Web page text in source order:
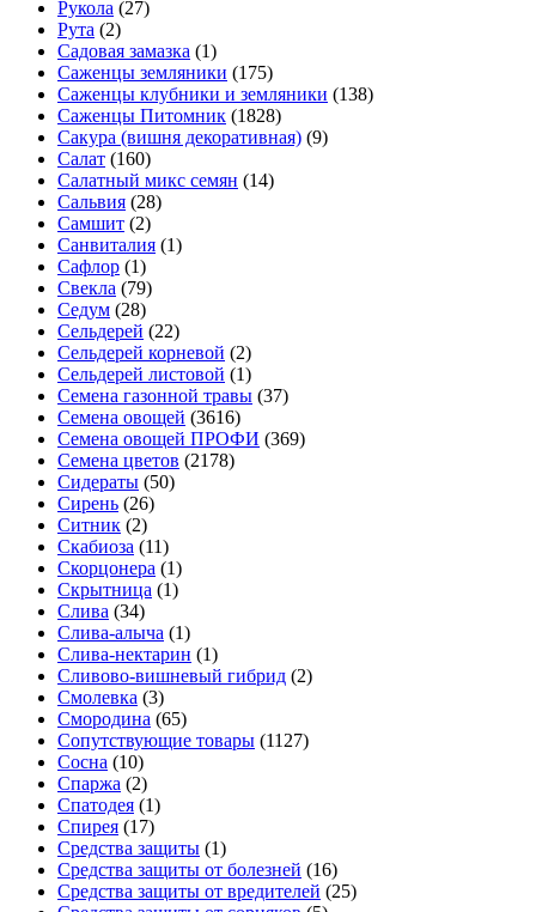
Рукола (27)
Рута (2)
Садовая замазка (1)
Саженцы земляники (175)
Саженцы клубники и земляники (138)
Саженцы Питомник (1828)
Сакура (вишня декоративная) (9)
Салат (160)
Салатный микс семян (14)
Сальвия (28)
Самшит (2)
Санвиталия (1)
Сафлор (1)
Свекла (79)
Седум (28)
Сельдерей (22)
Сельдерей корневой (2)
Сельдерей листовой (1)
Семена газонной травы (37)
Семена овощей (3616)
Семена овощей ПРОФИ (369)
Семена цветов (2178)
Сидераты (50)
Сирень (26)
Ситник (2)
Скабиоза (11)
Скорцонера (1)
Скрытница (1)
Слива (34)
Слива-алыча (1)
Слива-нектарин (1)
Сливово-вишневый гибрид (2)
Смолевка (3)
Смородина (65)
Сопутствующие товары (1127)
Сосна (10)
Спаржа (2)
Спатодея (1)
Спирея (17)
Средства защиты (1)
Средства защиты от болезней (16)
Средства защиты от вредителей (25)